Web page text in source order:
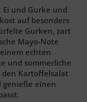
und Gurke und
auf besonders
Gurken, zart
Mayo-Note
echten
und sommerliche
Kartoffelsalat
genieße einen